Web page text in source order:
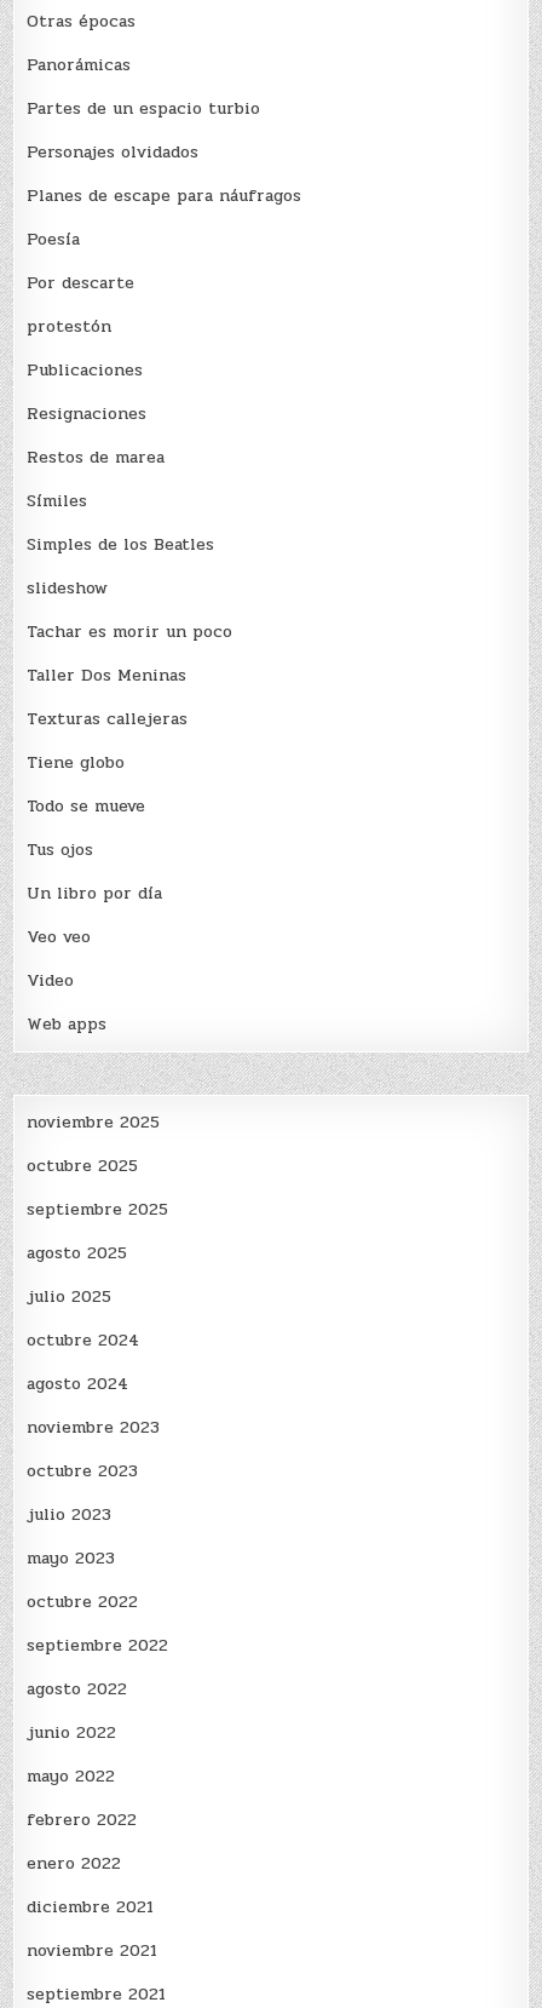
Otras épocas
Panorámicas
Partes de un espacio turbio
Personajes olvidados
Planes de escape para náufragos
Poesía
Por descarte
protestón
Publicaciones
Resignaciones
Restos de marea
Sí­miles
Simples de los Beatles
slideshow
Tachar es morir un poco
Taller Dos Meninas
Texturas callejeras
Tiene globo
Todo se mueve
Tus ojos
Un libro por día
Veo veo
Video
Web apps
noviembre 2025
octubre 2025
septiembre 2025
agosto 2025
julio 2025
octubre 2024
agosto 2024
noviembre 2023
octubre 2023
julio 2023
mayo 2023
octubre 2022
septiembre 2022
agosto 2022
junio 2022
mayo 2022
febrero 2022
enero 2022
diciembre 2021
noviembre 2021
septiembre 2021